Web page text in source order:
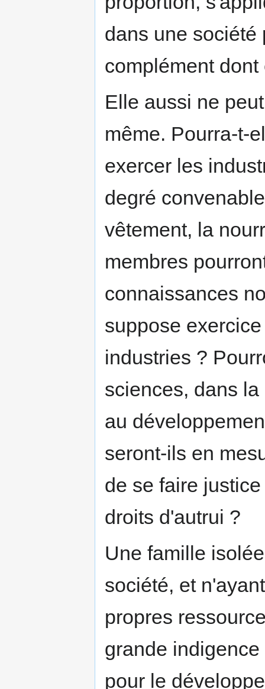
dans une société
complément
Elle aussi ne
même. Pourra-t-
exercer les
degré
vêtement, la
membres
connaissances
suppose
industries ?
sciences, dans
au
seront-ils en
de se faire
droits d'autrui ?
Une famille
société, et
propres
grande
pour le